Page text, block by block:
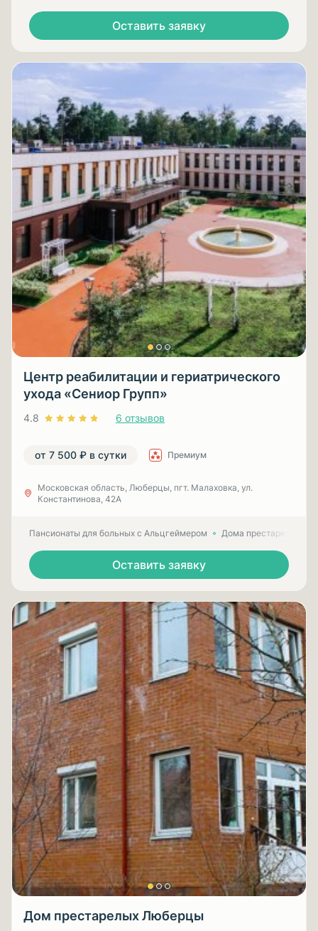
Оставить заявку
Центр реабилитации и гериатрического
ухода «Сениор Групп»
4.8 6 отзывов
от 7 500 ₽ в сутки Премиум
Московская область, Люберцы, пгт. Малаховка, ул.
Константинова, 42А
Пансионаты для больных с Альцгеймером Дома престарелых
Оставить заявку
Дом престарелых Люберцы